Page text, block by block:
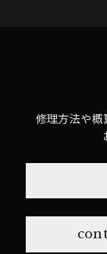
修理方法や概